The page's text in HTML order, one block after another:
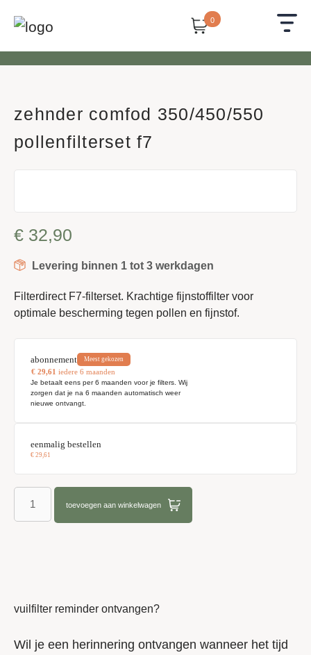
0
zehnder comfod 350/450/550
pollenfilterset f7
€ 32,90
Levering binnen 1 tot 3 werkdagen
Filterdirect F7-filterset. Krachtige fijnstoffilter voor
optimale bescherming tegen pollen en fijnstof.
eenmalig bestellen
€29,61
abonnement Meest gekozen
€ 29,61 iedere 6 maanden
Je betaalt eens per 6 maanden voor je filters. Wij
zorgen dat je na 6 maanden automatisch weer
nieuwe ontvangt.
toevoegen aan winkelwagen
vuilfilter reminder ontvangen?
Wil je een herinnering ontvangen wanneer het tijd